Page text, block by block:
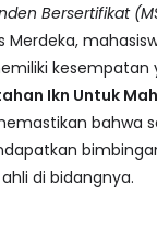
Bersertifikat
Merdeka,
kesempatan
Ikn Untuk
bahwa
di bidangnya.